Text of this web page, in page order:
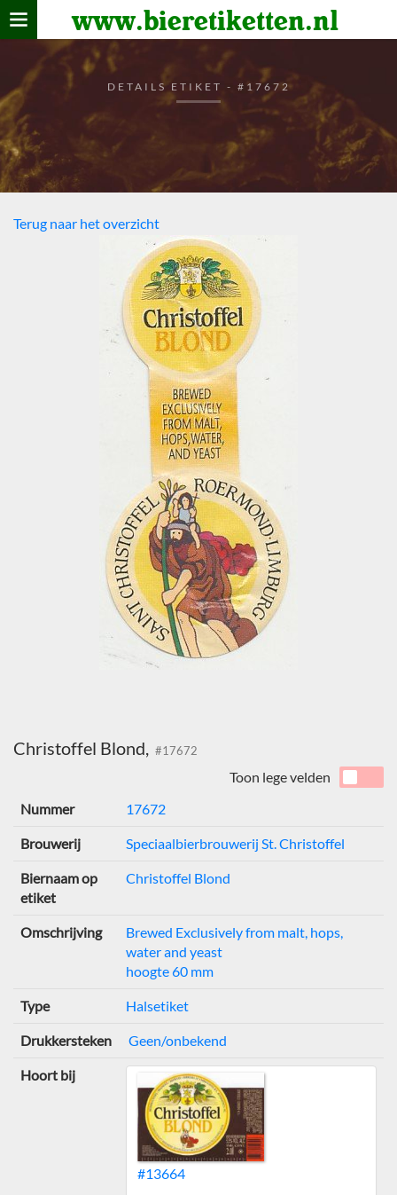
www.bieretiketten.nl
Home
verzamelen
De bierkaart
Bezoekers
DETAILS ETIKET - #17672
Terug naar het overzicht
Christoffel Blond, #17672
Toon lege velden
Nummer
17672
Brouwerij Speciaalbierbrouwerij St. Christoffel
Biernaam op
etiket
Christoffel Blond
Omschrijving
Brewed Exclusively from malt, hops,
water and yeast
hoogte 60 mm
Type Halsetiket
Drukkersteken Geen/onbekend
Hoort bij
#13664